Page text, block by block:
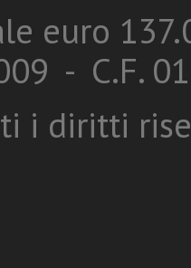
euro
- C.F.
i diritti